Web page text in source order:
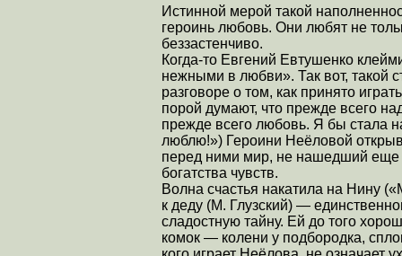
Истинной мерой такой
героинь любовь. Они любят не
беззастенчиво.
Когда-то Евгений Евтушенко
нежными в любви». Так вот, такой
разговоре о том, как принято
порой думают, что прежде всего
прежде всего любовь. Я бы стала
люблю!») Героини Неёловой
перед ними мир, не нашедший еще
богатства чувств.
Волна счастья накатила на Нину
к деду (М. Глузский) —
сладостную тайну. Ей до того
комок — колени у подбородка,